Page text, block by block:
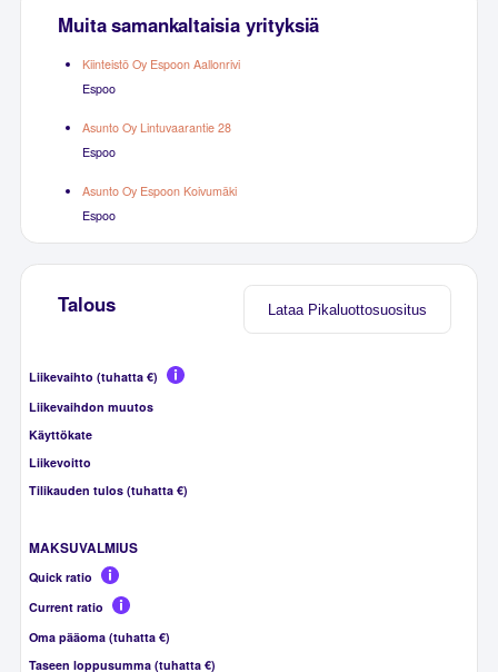
Muita samankaltaisia yrityksiä
Kiinteistö Oy Espoon Aallonrivi
Espoo
Asunto Oy Lintuvaarantie 28
Espoo
Asunto Oy Espoon Koivumäki
Espoo
Lataa Pikaluottosuositus
Talous
Liikevaihto (tuhatta €)
Liikevaihdon muutos
Käyttökate
Liikevoitto
Tilikauden tulos (tuhatta €)
MAKSUVALMIUS
Quick ratio
Current ratio
Oma pääoma (tuhatta €)
Taseen loppusumma (tuhatta €)